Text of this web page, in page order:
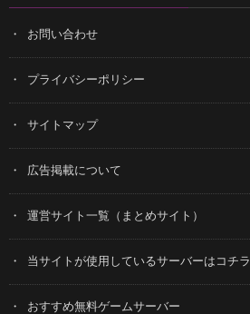
お問い合わせ
プライバシーポリシー
サイトマップ
広告掲載について
運営サイト一覧（まとめサイト）
当サイトが使用しているサーバーはコチラ
おすすめ無料ゲームサーバー